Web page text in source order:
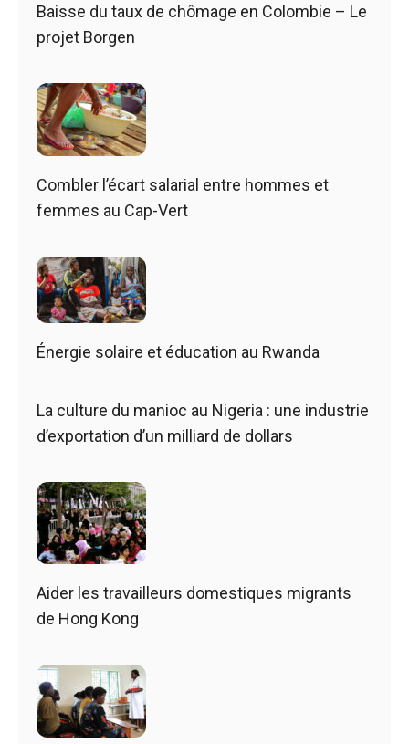
Baisse du taux de chômage en Colombie – Le
projet Borgen
Combler l’écart salarial entre hommes et
femmes au Cap-Vert
Énergie solaire et éducation au Rwanda
La culture du manioc au Nigeria : une industrie
d’exportation d’un milliard de dollars
Aider les travailleurs domestiques migrants
de Hong Kong